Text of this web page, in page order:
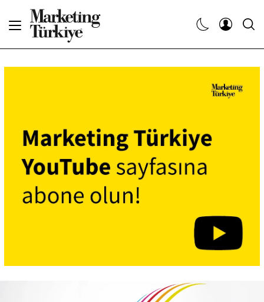
Dergiler
Etkinlikler